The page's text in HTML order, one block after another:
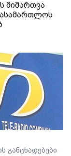
მიმართვა
განცხადებები